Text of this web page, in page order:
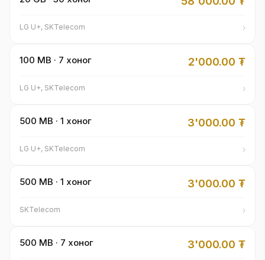
LG U+, SKTelecom ›
100 MB · 7 хоног 2'000.00 ₮
LG U+, SKTelecom ›
500 MB · 1 хоног 3'000.00 ₮
LG U+, SKTelecom ›
500 MB · 1 хоног 3'000.00 ₮
SKTelecom ›
500 MB · 7 хоног 3'000.00 ₮